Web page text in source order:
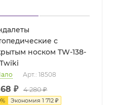
с
носком TW-138-
46 Twiki
Арт.: 18508
₽ 4 280₽
% Экономия1 712 ₽